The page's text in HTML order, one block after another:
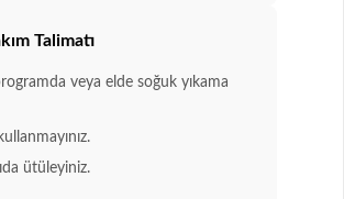
Talimatı
veya elde soğuk yıkama
ütüleyiniz.